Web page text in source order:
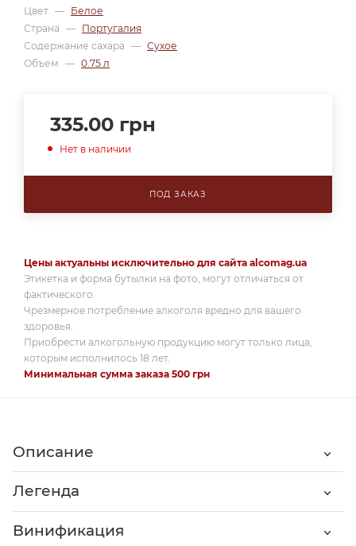
Цвет — Белое
Страна — Португалия
Содержание сахара — Сухое
Объем — 0.75 л
335.00 грн
Нет в наличии
ПОД ЗАКАЗ
Цены актуальны исключительно для сайта alcomag.ua
Этикетка и форма бутылки на фото, могут отличаться от
фактического.
Чрезмерное потребление алкоголя вредно для вашего
здоровья.
Приобрести алкогольную продукцию могут только лица,
которым исполнилось 18 лет.
Минимальная сумма заказа 500 грн
Описание
Легенда
Винификация